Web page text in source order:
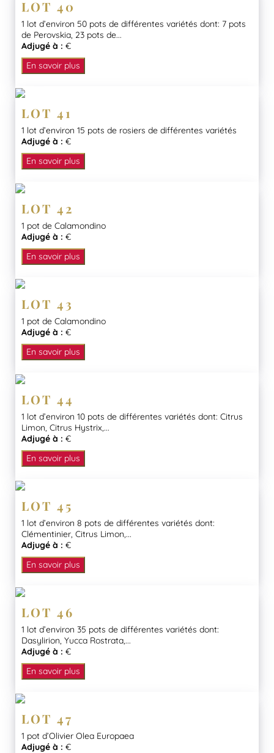
LOT 40
1 lot d’environ 50 pots de différentes variétés dont: 7 pots
de Perovskia, 23 pots de...
Adjugé à : €
En savoir plus
LOT 41
1 lot d’environ 15 pots de rosiers de différentes variétés
Adjugé à : €
En savoir plus
LOT 42
1 pot de Calamondino
Adjugé à : €
En savoir plus
LOT 43
1 pot de Calamondino
Adjugé à : €
En savoir plus
LOT 44
1 lot d’environ 10 pots de différentes variétés dont: Citrus
Limon, Citrus Hystrix,...
Adjugé à : €
En savoir plus
LOT 45
1 lot d’environ 8 pots de différentes variétés dont:
Clémentinier, Citrus Limon,...
Adjugé à : €
En savoir plus
LOT 46
1 lot d’environ 35 pots de différentes variétés dont:
Dasylirion, Yucca Rostrata,...
Adjugé à : €
En savoir plus
LOT 47
1 pot d’Olivier Olea Europaea
Adjugé à : €